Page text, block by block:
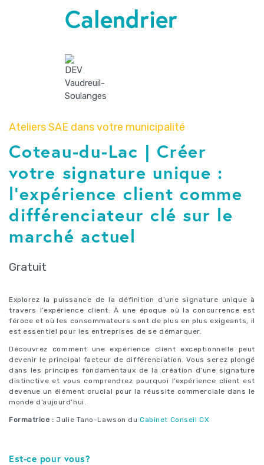
Calendrier
Ateliers SAE dans votre municipalité
Coteau-du-Lac | Créer
votre signature unique :
l’expérience client comme
différenciateur clé sur le
marché actuel
Gratuit
Explorez la puissance de la définition d’une signature unique à
travers l’expérience client. À une époque où la concurrence est
féroce et où les consommateurs sont de plus en plus exigeants, il
est essentiel pour les entreprises de se démarquer.
Découvrez comment une expérience client exceptionnelle peut
devenir le principal facteur de différenciation. Vous serez plongé
dans les principes fondamentaux de la création d’une signature
distinctive et vous comprendrez pourquoi l’expérience client est
devenue un élément crucial pour la réussite commerciale dans le
monde d’aujourd’hui.
Formatrice : Julie Tano-Lawson duCabinet Conseil CX
Est-ce pour vous?